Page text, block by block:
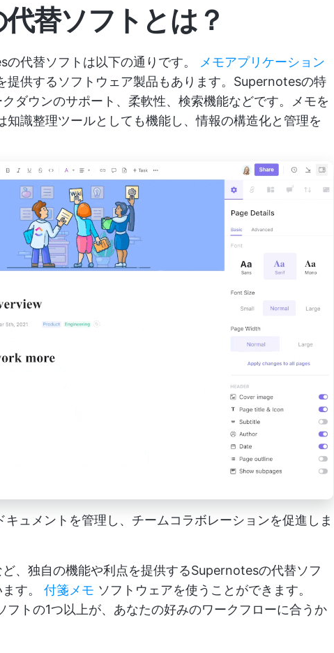
替ソフトとは？
代替ソフトは以下の通りです。
メモアプリケーション
供するソフトウェア製品もあります。Supernotesの特
ダウンのサポート、柔軟性、検索機能などです。メモを
識整理ツールとしても機能し、情報の構造化と管理を
ュメントを管理し、チームコラボレーションを促進しま
、独自の機能や利点を提供するSupernotesの代替ソフ
す。 付箋メモ ソフトウェアを使うことができます。
トの1つ以上が、あなたの好みのワークフローに合うか